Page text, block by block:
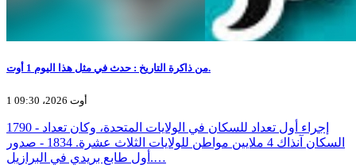
من ذاكرة التاريخ : حدث في مثل هذا اليوم 1 أوت.
1 أوت 2026، 09:30
1790 - إجراء أول تعداد للسكان في الولايات المتحدة، وكان تعداد
السكان آنذاك 4 ملايين مواطن للولايات الثلاث عشرة. 1834 - صدور
أول طابع بريدي في البرازيل.…